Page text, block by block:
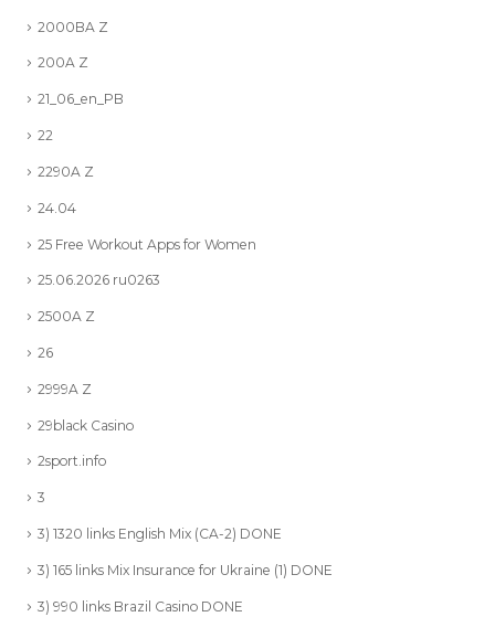
2000BA Z
200A Z
21_06_en_PB
22
2290A Z
24.04
25 Free Workout Apps for Women
25.06.2026 ru0263
2500A Z
26
2999A Z
29black Casino
2sport.info
3
3) 1320 links English Mix (CA-2) DONE
3) 165 links Mix Insurance for Ukraine (1) DONE
3) 990 links Brazil Casino DONE